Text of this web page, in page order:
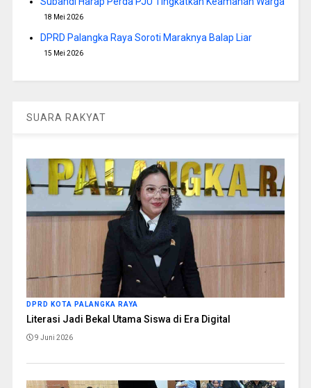
18 Mei 2026
DPRD Palangka Raya Soroti Maraknya Balap Liar
15 Mei 2026
SUARA RAKYAT
DPRD KOTA PALANGKA RAYA
Literasi Jadi Bekal Utama Siswa di Era Digital
9 Juni 2026